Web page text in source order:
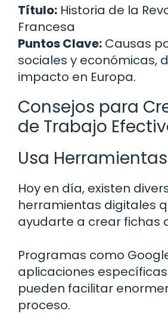
Título: Historia de la
Francesa
Puntos Clave: Causas
sociales y económicas,
impacto en Europa.
Consejos para
de Trabajo
Usa
Hoy en día, existen
herramientas digitales
ayudarte a crear fichas
Programas como
aplicaciones
pueden facilitar
proceso.